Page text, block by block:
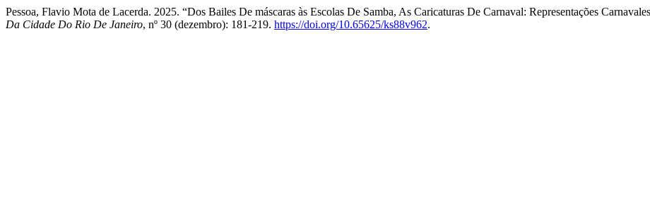
Pessoa, Flavio Mota de Lacerda. 2025. “Dos Bailes De máscaras às Escolas De Samba, As Caricaturas De Carnaval: Representações
Da Cidade Do Rio De Janeiro, nº 30 (dezembro): 181-219. https://doi.org/10.65625/ks88v962.